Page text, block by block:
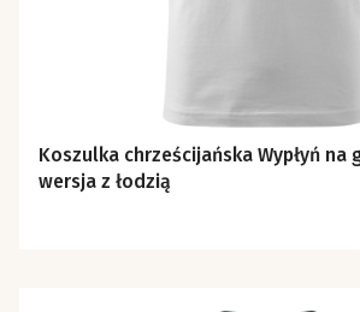
Koszulka chrześcijańska Wypłyń na
wersja z łodzią